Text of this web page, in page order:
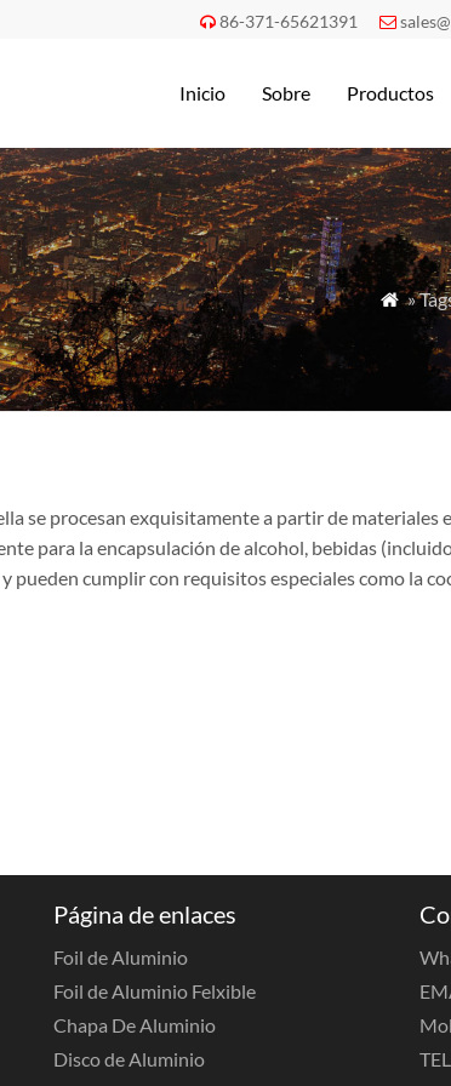
 86-371-65621391 
Inicio Sobre Productos
 »
se procesan exquisitamente a partir de materiales
para la encapsulación de alcohol, bebidas
pueden cumplir con requisitos especiales como la
Página de enlaces
Foil de Aluminio
Foil de Aluminio Felxible
Chapa De Aluminio
Disco de Aluminio